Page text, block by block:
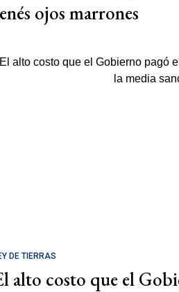
ojos marrones
DE TIERRAS
alto costo que el